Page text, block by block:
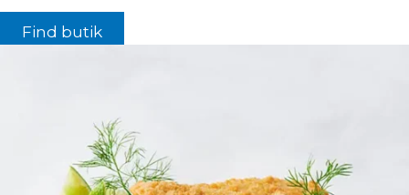
Find butik